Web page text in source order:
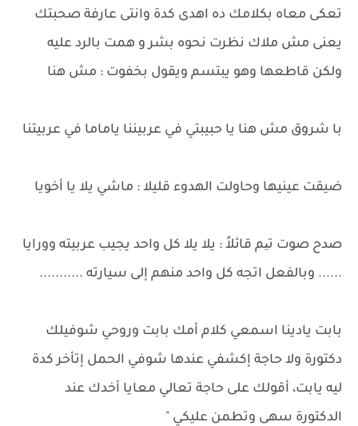
تعكى معاه بكلامك ده اهدى كدة وانتى عارفة صحبتك
يعنى مش ملاك نظرت نحوه بشر و همت بالرد عليه
ولكن قاطعها وهو يبتسم ويقول بخفوت : مش هنا
با شروق مش هنا يا حبيبتي في عربيننا ياماما في عربيتنا
ضيقت عينيها وحاولت الهدوء قليلا : ماشي يلا يا أخويا
صدح صوت تیم قائلاً : يلا يلا كل واحد يجيب عربيته وورايا
...... وبالفعل اتجه كل واحد منهم إلى سيارته ...........
بابت يادينا اسمعي كلام أمك بابت وروحي شوفيلك
دكتورة ولا حاجة إكشفي عندها شوفي الحمل إتأخر كدة
ليه يابت، أقولك على حاجة تعالي معايا أخدك عند
الدكتورة سهى وتطمن عليكي "